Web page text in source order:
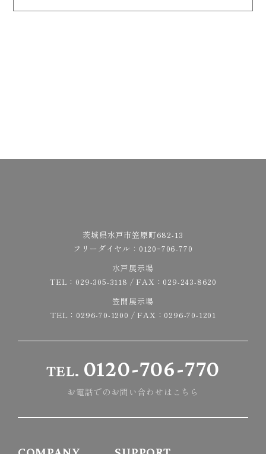
茨城県水戸市笠原町682-13
フリーダイヤル： 0120ｰ706-770
水戸展示場
TEL： 029-305-3118 / FAX：029-243-8620
笠間展示場
TEL： 0296-70-1200 / FAX：0296-70-1201
TEL. 0120-706-770
お電話でのお問い合わせはこちら